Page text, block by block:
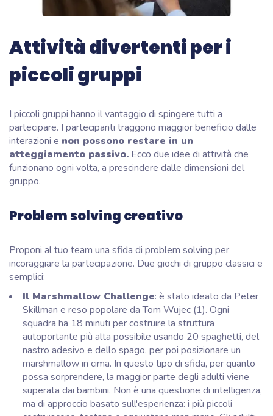
Attività divertenti per i
piccoli gruppi
I piccoli gruppi hanno il vantaggio di spingere tutti a
partecipare. I partecipanti traggono maggior beneficio dalle
interazioni e non possono restare in un
atteggiamento passivo. Ecco due idee di attività che
funzionano ogni volta, a prescindere dalle dimensioni del
gruppo.
Problem solving creativo
Proponi al tuo team una sfida di problem solving per
incoraggiare la partecipazione. Due giochi di gruppo classici e
semplici:
Il Marshmallow Challenge: è stato ideato da Peter
Skillman e reso popolare da Tom Wujec (1). Ogni
squadra ha 18 minuti per costruire la struttura
autoportante più alta possibile usando 20 spaghetti, del
nastro adesivo e dello spago, per poi posizionare un
marshmallow in cima. In questo tipo di sfida, per quanto
possa sorprendere, la maggior parte degli adulti viene
superata dai bambini. Non è una questione di intelligenza,
ma di approccio basato sull'esperienza: i più piccoli